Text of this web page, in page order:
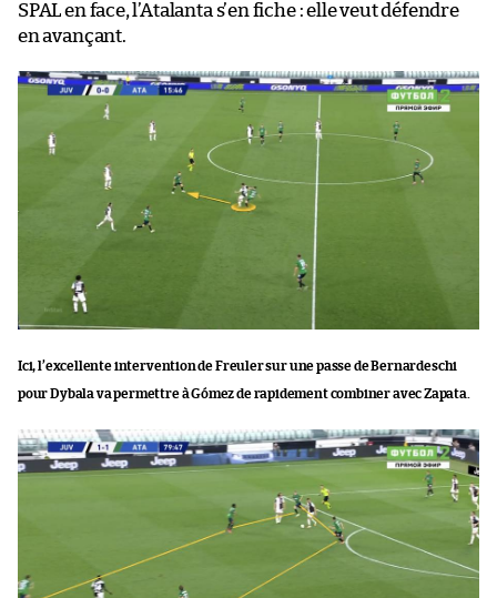
SPAL en face, l’Atalanta s’en fiche : elle veut défendre
en avançant.
Ici, l’excellente intervention de Freuler sur une passe de Bernardeschi
pour Dybala va permettre à Gómez de rapidement combiner avec Zapata.